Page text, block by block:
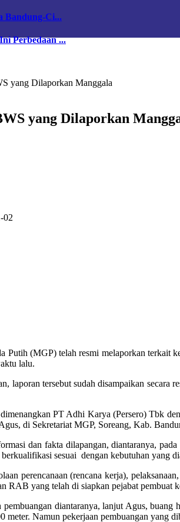
Bandung-Ci...
Perbedaan ...
yang Dilaporkan Manggala
yang Dilaporkan
02
Putih (MGP) telah resmi melaporkan terkait
lalu.
laporan tersebut sudah disampaikan
PT Adhi Karya (Persero) Tbk
di Sekretariat MGP, Soreang, Kab.
dan fakta dilapangan, diantaranya,
sesuai dengan kebutuhan yang
perencanaan (rencana kerja),
RAB yang telah di siapkan pejabat pembuat
diantaranya, lanjut Agus,
meter. Namun pekerjaan pembuangan yang